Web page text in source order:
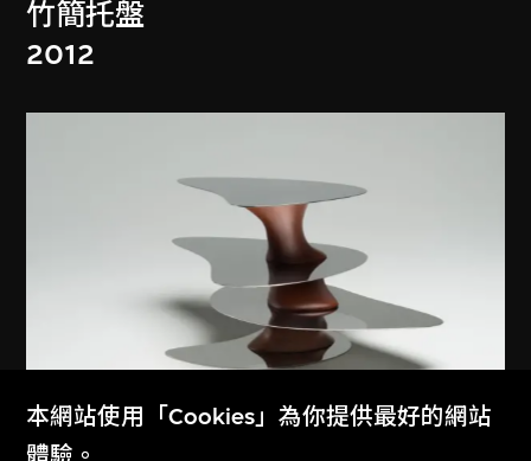
竹簡托盤
2012
本網站使用「Cookies」為你提供最好的網站
體驗。